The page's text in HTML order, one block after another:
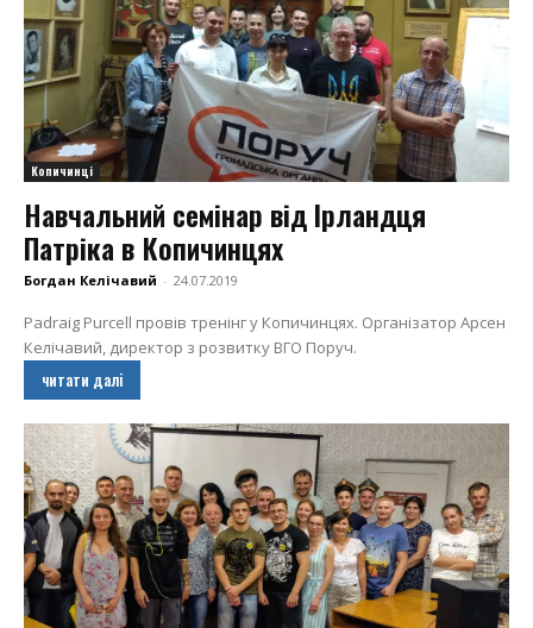
Копичинці
Навчальний семінар від Ірландця
Патріка в Копичинцях
Богдан Келічавий - 24.07.2019
Padraig Purcell провів тренінг у Копичинцях. Організатор Арсен
Келічавий, директор з розвитку ВГО Поруч.
читати далі